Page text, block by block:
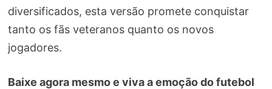
diversificados, esta versão promete conquistar
tanto os fãs veteranos quanto os novos
jogadores.
Baixe agora mesmo e viva a emoção do futebol